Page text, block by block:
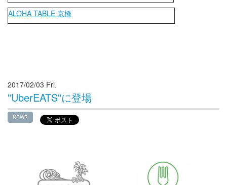
ALOHA TABLE 京橋
2017/02/03 Fri.
"UberEATS"に登場
NEWS